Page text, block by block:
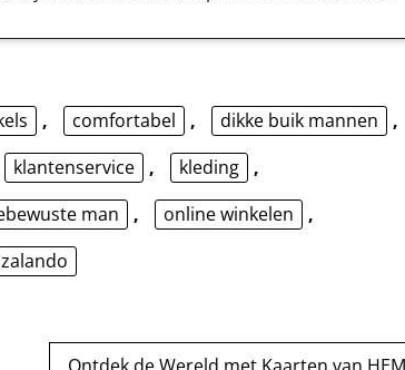
, comfortabel , dikke buik mannen
,
klantenservice , kleding ,
man , online winkelen
,
zalando